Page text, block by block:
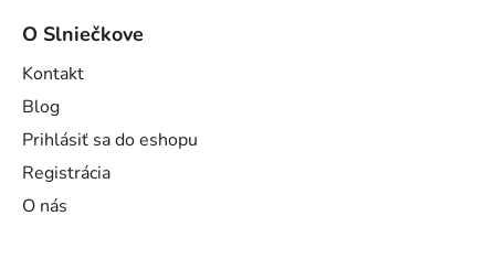
O Slniečkove
Kontakt
Blog
Prihlásiť sa do eshopu
Registrácia
O nás